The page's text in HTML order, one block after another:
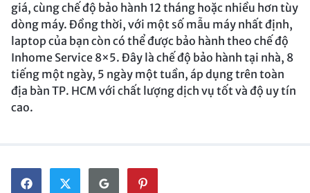
giá, cùng chế độ bảo hành 12 tháng hoặc nhiều hơn tùy
dòng máy. Đồng thời, với một số mẫu máy nhất định,
laptop của bạn còn có thể được bảo hành theo chế độ
Inhome Service 8×5. Đây là chế độ bảo hành tại nhà, 8
tiếng một ngày, 5 ngày một tuần, áp dụng trên toàn
địa bàn TP. HCM với chất lượng dịch vụ tốt và độ uy tín
cao.